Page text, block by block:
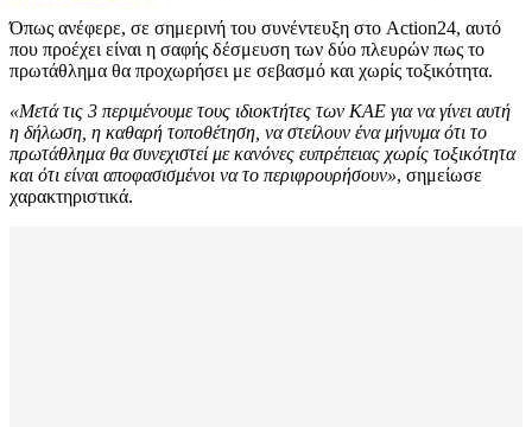
Όπως ανέφερε, σε σημερινή του συνέντευξη στο Action24, αυτό
που προέχει είναι η σαφής δέσμευση των δύο πλευρών πως το
πρωτάθλημα θα προχωρήσει με σεβασμό και χωρίς τοξικότητα.
«Μετά τις 3 περιμένουμε τους ιδιοκτήτες των ΚΑΕ για να γίνει αυτή
η δήλωση, η καθαρή τοποθέτηση, να στείλουν ένα μήνυμα ότι το
πρωτάθλημα θα συνεχιστεί με κανόνες ευπρέπειας χωρίς τοξικότητα
και ότι είναι αποφασισμένοι να το περιφρουρήσουν», σημείωσε
χαρακτηριστικά.